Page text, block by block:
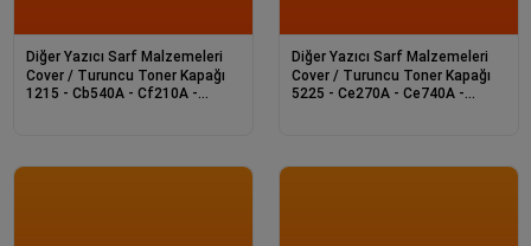
Diğer Yazıcı Sarf Malzemeleri
Cover / Turuncu Toner Kapağı
1215 - Cb540A - Cf210A -
Diğer Yazıcı Sarf Malzemeleri
Cover / Turuncu Toner Kapağı
5225 - Ce270A - Ce740A -